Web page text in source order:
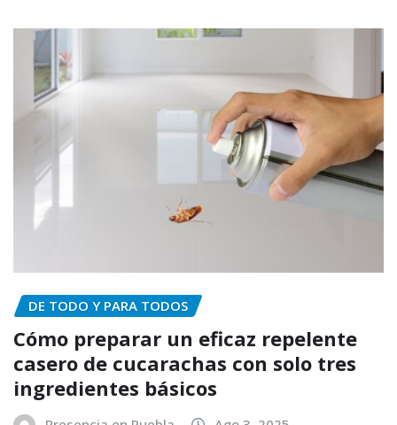
DE TODO Y PARA TODOS
Cómo preparar un eficaz repelente
casero de cucarachas con solo tres
ingredientes básicos